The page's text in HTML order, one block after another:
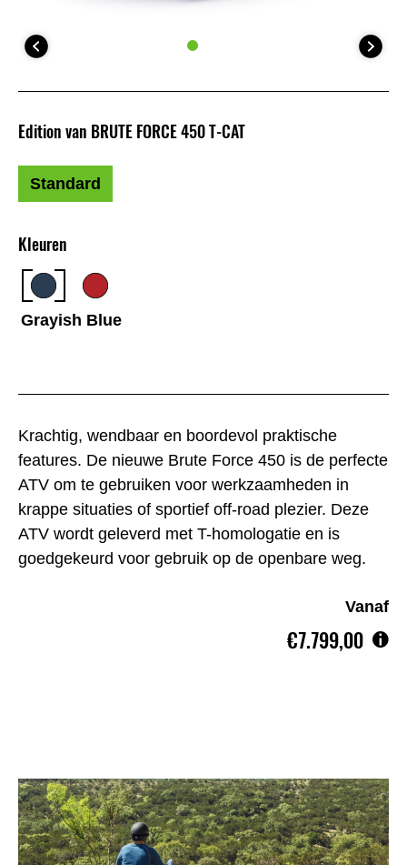
Krachtig, wendbaar en boordevol praktische
features. De nieuwe Brute Force 450 is de perfecte
ATV om te gebruiken voor werkzaamheden in
krappe situaties of sportief off-road plezier. Deze
ATV wordt geleverd met T-homologatie en is
goedgekeurd voor gebruik op de openbare weg.
Vanaf
€7.799,00
Kleuren
Grayish Blue
Edition van BRUTE FORCE 450 T-CAT
Standard